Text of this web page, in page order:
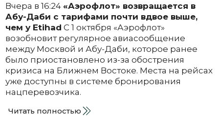
Вчера в 16:24 «Аэрофлот» возвращается в
Абу-Даби с тарифами почти вдвое выше,
чем у Etihad С 1 октября «Аэрофлот»
возобновит регулярное авиасообщение
между Москвой и Абу-Даби, которое ранее
было приостановлено из-за обострения
кризиса на Ближнем Востоке. Места на рейсах
уже доступны в системе бронирования
нацперевозчика.
Читать полностью